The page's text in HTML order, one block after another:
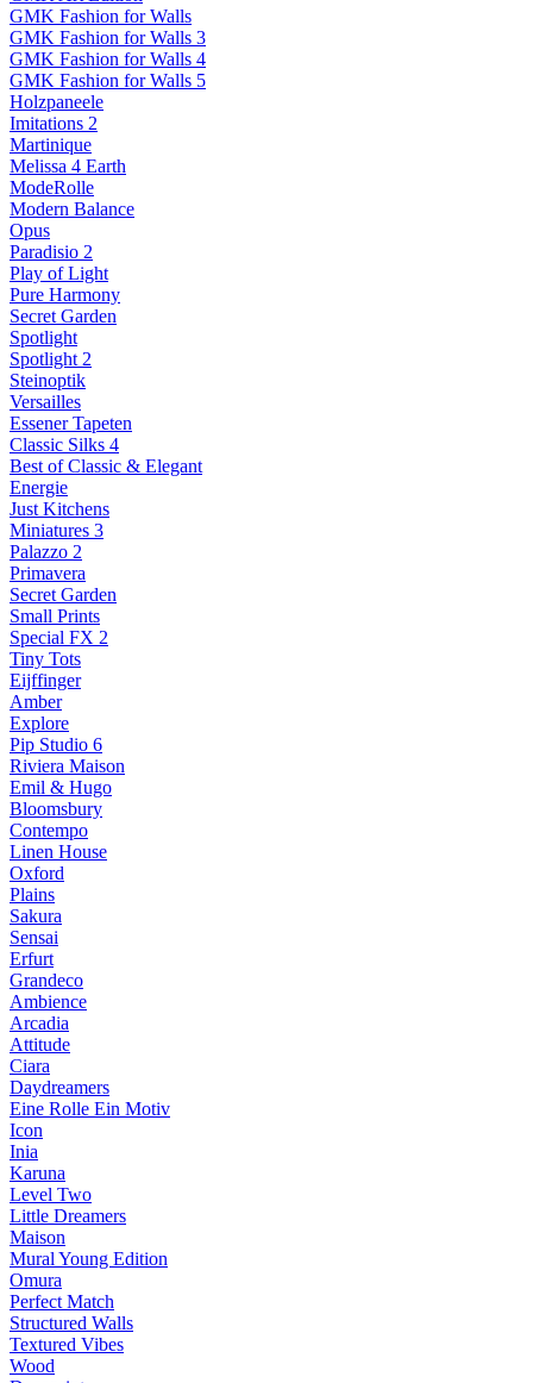
GMK Fashion for Walls
GMK Fashion for Walls 3
GMK Fashion for Walls 4
GMK Fashion for Walls 5
Holzpaneele
Imitations 2
Martinique
Melissa 4 Earth
ModeRolle
Modern Balance
Opus
Paradisio 2
Play of Light
Pure Harmony
Secret Garden
Spotlight
Spotlight 2
Steinoptik
Versailles
Essener Tapeten
Classic Silks 4
Best of Classic & Elegant
Energie
Just Kitchens
Miniatures 3
Palazzo 2
Primavera
Secret Garden
Small Prints
Special FX 2
Tiny Tots
Eijffinger
Amber
Explore
Pip Studio 6
Riviera Maison
Emil & Hugo
Bloomsbury
Contempo
Linen House
Oxford
Plains
Sakura
Sensai
Erfurt
Grandeco
Ambience
Arcadia
Attitude
Ciara
Daydreamers
Eine Rolle Ein Motiv
Icon
Inia
Karuna
Level Two
Little Dreamers
Maison
Mural Young Edition
Omura
Perfect Match
Structured Walls
Textured Vibes
Wood